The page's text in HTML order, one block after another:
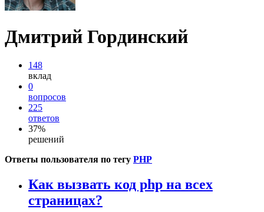
Дмитрий Гординский
148
вклад
0
вопросов
225
ответов
37%
решений
Ответы пользователя по тегу PHP
Как вызвать код php на всех
страницах?